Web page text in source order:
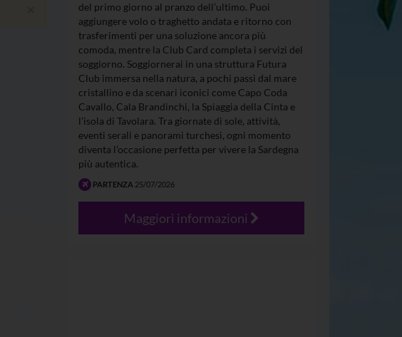
del primo giorno al pranzo dell’ultimo. Puoi
aggiungere volo o traghetto andata e ritorno con
trasferimenti per una soluzione ancora più
comoda, mentre la Club Card completa i servizi del
soggiorno. Soggiornerai in una struttura Futura
Club immersa nella natura, a pochi passi dal mare
cristallino e da scenari iconici come Capo Coda
Cavallo, Cala Brandinchi, la Spiaggia della Cinta e
l’isola di Tavolara. Tra giornate di sole, attività,
eventi serali e panorami turchesi, ogni momento
diventa l’occasione perfetta per vivere la Sardegna
più autentica.
PARTENZA 25/07/2026
Maggiori informazioni